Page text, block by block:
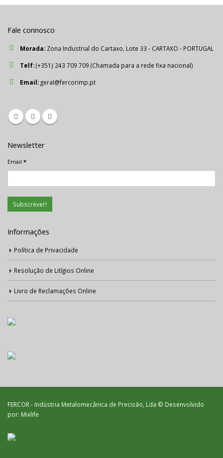
Fale connosco
Morada: Zona Industrial do Cartaxo, Lote 33 - CARTAXO - PORTUGAL
Telf:(+351) 243 709 709 (Chamada para a rede fixa nacional)
Email: geral@fercorimp.pt
Newsletter
Email *
Informações
Política de Privacidade
Resolução de Litígios Online
Livro de Reclamações Online
FERCOR - Indústria Metalomecânica de Precisão, Lda © Desenvolvido
por: Mixlife